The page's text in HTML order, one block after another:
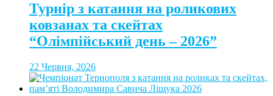
Турнір з катання на роликових
ковзанах та скейтах
“Олімпійський день – 2026”
22 Червня, 2026